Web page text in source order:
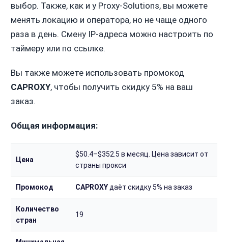
выбор. Также, как и у Proxy-Solutions, вы можете
менять локацию и оператора, но не чаще одного
раза в день. Смену IP-адреса можно настроить по
таймеру или по ссылке.
Вы также можете использовать промокод
CAPROXY, чтобы получить скидку 5% на ваш
заказ.
Общая информация:
Цена
$50.4–$352.5 в месяц. Цена зависит от
страны прокси
Промокод CAPROXYдаёт скидку 5% на заказ
Количество
стран
19